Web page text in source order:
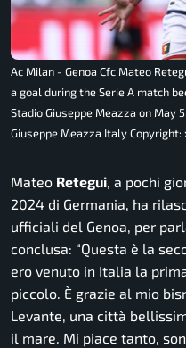
Ac Milan - Genoa Cfc Mateo
a goal during the Serie A match
Stadio Giuseppe Meazza on May
Giuseppe Meazza Italy Copyright:
Mateo Retegui, a pochi
2024 di Germania, ha
ufficiali del Genoa, per
conclusa: “Questa è la
ero venuto in Italia la
piccolo. È grazie al mio
Levante, una città
il mare. Mi piace tanto,